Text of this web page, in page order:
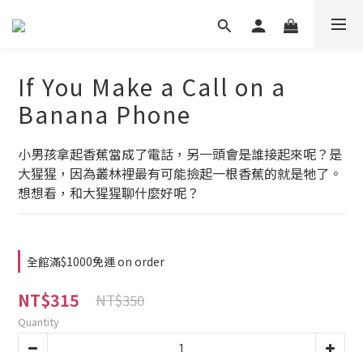
If You Make a Call on a
Banana Phone
小男孩拿起香蕉當成了電話，另一頭會是誰接起來呢？是
大猩猩，因為叢林裡最有可能撿起一根香蕉的就是牠了。
想想看，和大猩猩聊什麼好呢？
全館滿$1000免運 on order
NT$315 NT$350
Quantity